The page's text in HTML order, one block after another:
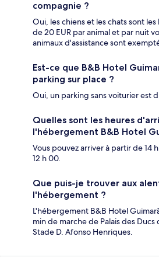
compagnie ?
Oui, les chiens et les chats sont
de 20 EUR par animal et par nuit
animaux d'assistance sont
Est-ce que B&B Hotel
parking sur place ?
Oui, un parking sans voiturier est
Quelles sont les heures
l'hébergement B&B Hotel
Vous pouvez arriver à partir de 14
12 h 00.
Que puis-je trouver aux
l'hébergement ?
L'hébergement B&B Hotel
min de marche de Palais des Ducs
Stade D. Afonso Henriques.